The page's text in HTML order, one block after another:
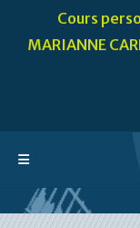
content
Cours
MARIANNE